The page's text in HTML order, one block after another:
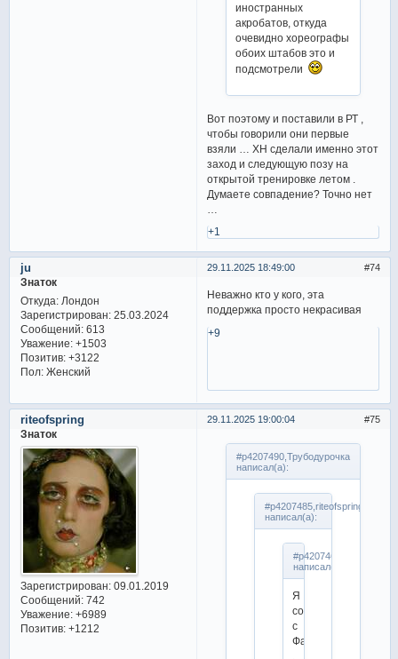
иностранных
акробатов, откуда
очевидно хореографы
обоих штабов это и
подсмотрели
Вот поэтому и поставили в РТ ,
чтобы говорили они первые
взяли … ХН сделали именно этот
заход и следующую позу на
открытой тренировке летом .
Думаете совпадение? Точно нет
+1
74
29.11.2025 18:49:00
ju
Знаток
Откуда:Лондон
Зарегистрирован: 25.03.2024
Сообщений:613
Уважение: +1503
Позитив: +3122
Пол:Женский
Неважно кто у кого, эта
поддержка просто некрасивая
+9
75
29.11.2025 19:00:04
riteofspring
Знаток
Зарегистрирован: 09.01.2019
Сообщений:742
Уважение: +6989
Позитив: +1212
#p4207490,Трубодурочка
написал(а):
#p4207485,riteofspring
написал(а):
написал(а):
Я
согласна
с
Фанатом